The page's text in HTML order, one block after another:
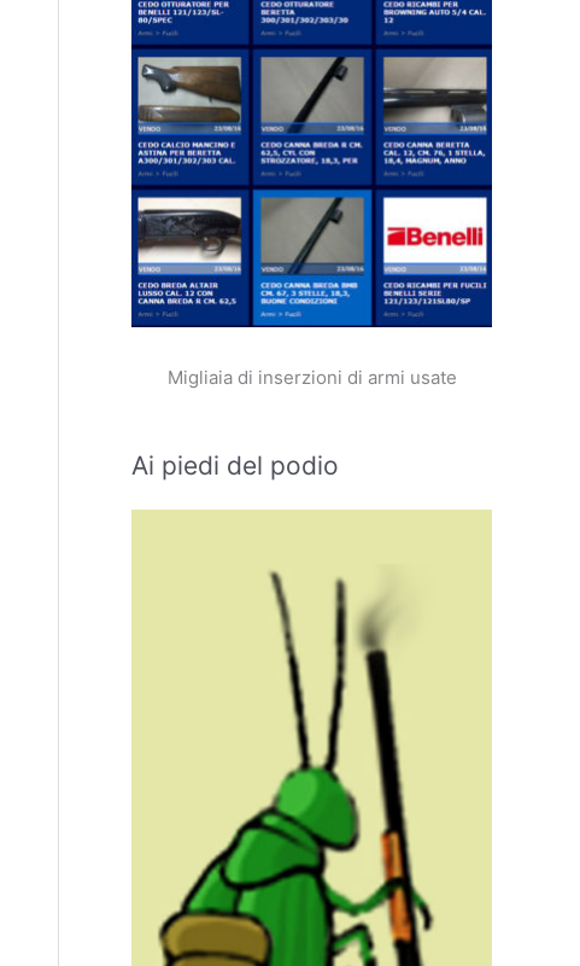
Migliaia di inserzioni di armi usate
Ai piedi del podio